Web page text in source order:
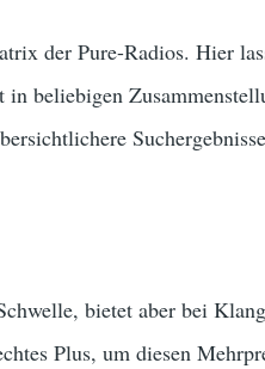
der Pure-Radios. Hier
beliebigen
bietet aber bei
Plus, um diesen